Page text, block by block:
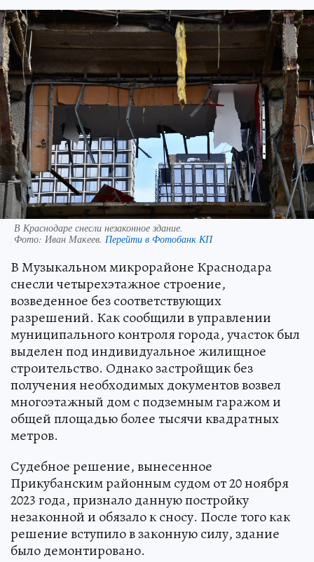
В Краснодаре снесли незаконное здание.
Фото: Иван Макеев. Перейти в Фотобанк КП
В Музыкальном микрорайоне Краснодара
снесли четырехэтажное строение,
возведенное без соответствующих
разрешений. Как сообщили в управлении
муниципального контроля города, участок был
выделен под индивидуальное жилищное
строительство. Однако застройщик без
получения необходимых документов возвел
многоэтажный дом с подземным гаражом и
общей площадью более тысячи квадратных
метров.
Судебное решение, вынесенное
Прикубанским районным судом от 20 ноября
2023 года, признало данную постройку
незаконной и обязало к сносу. После того как
решение вступило в законную силу, здание
было демонтировано.